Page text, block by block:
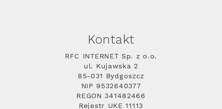
Kontakt
RFC INTERNET Sp. z o.o.
ul. Kujawska 2
85-031 Bydgoszcz
NIP 9532640377
REGON 341482466
Rejestr UKE 11113